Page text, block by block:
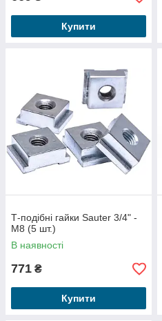
Купити
Т-подібні гайки Sauter 3/4" -
M8 (5 шт.)
В наявності
771 ₴
Купити